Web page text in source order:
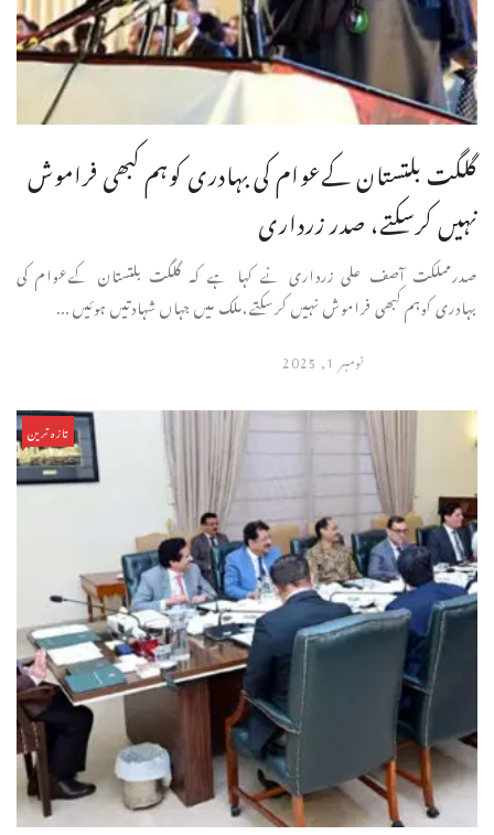
گلگت بلتستان کےعوام کی بہادری کوہم کبھی فراموش
نہیں کرسکتے، صدر زرداری
صدرمملکت آصف علی زرداری نے کہا ہے کہ گلگت بلتستان کےعوام کی
بہادری کوہم کبھی فراموش نہیں کرسکتے،ملک میں جہاں شہادتیں ہوئیں ...
نومبر 1, 2025
تازہ ترین